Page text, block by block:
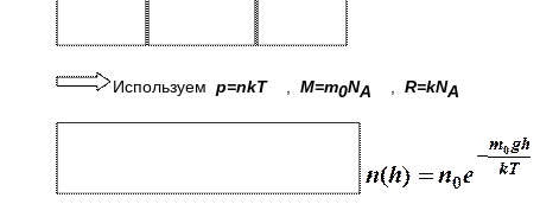
Используем p=nkT M=m0NA R=kNA